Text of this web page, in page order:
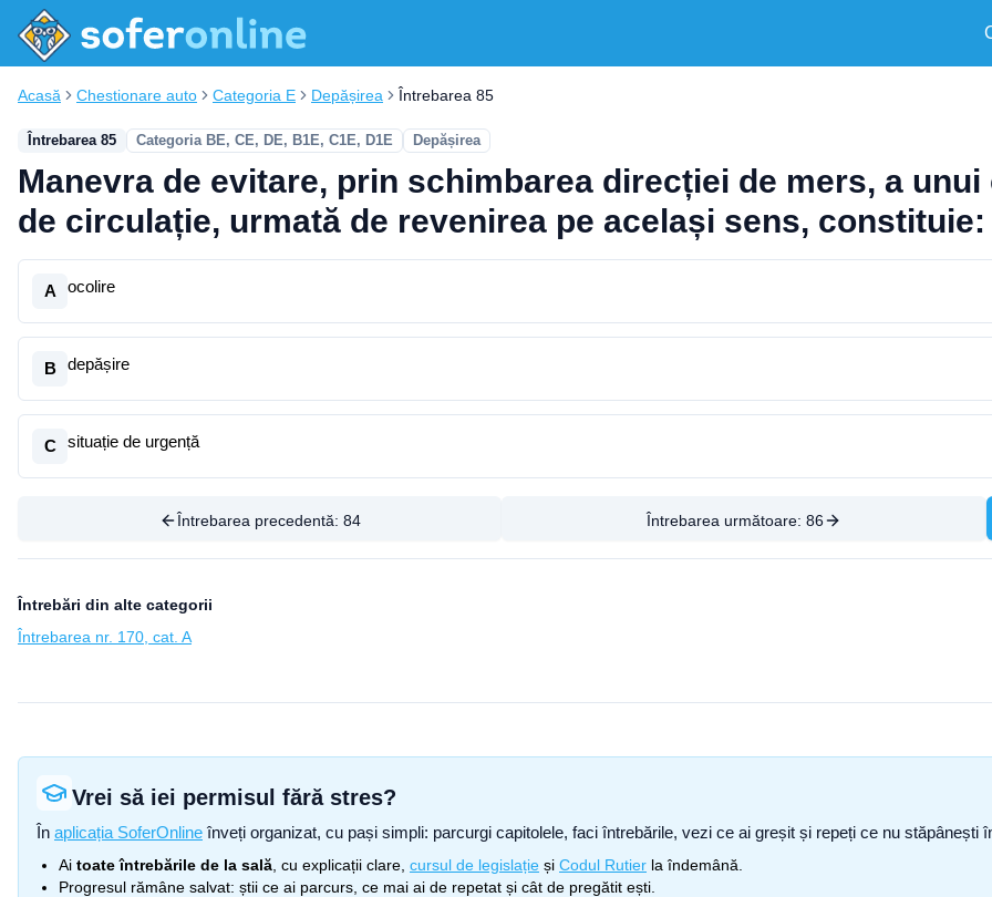
Acasă Chestionare auto Categoria E Depășirea Întrebarea 85
Întrebarea 85 Categoria BE, CE, DE, B1E, C1E, D1E Depășirea
Manevra de evitare, prin schimbarea direcției de mers, a
de circulație, urmată de revenirea pe același sens, constituie:
A ocolire
B depășire
C situație de urgență
Întrebarea precedentă: 84 Întrebarea următoare: 86
Întrebări din alte categorii
Întrebarea nr. 170, cat. A
Vrei să iei permisul fără stres?
În aplicația SoferOnline înveți organizat, cu pași simpli: parcurgi capitolele, faci întrebările, vezi ce ai greșit și repeți ce nu
Ai toate întrebările de la sală , cu explicații clare, cursul de legislație și Codul Rutier la îndemână.
Progresul rămâne salvat: știi ce ai parcurs, ce mai ai de repetat și cât de pregătit ești.